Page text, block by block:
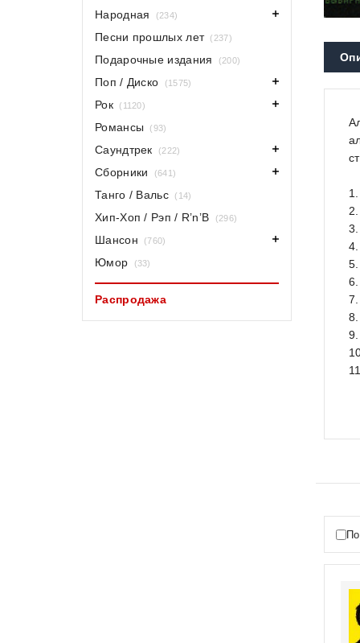
Народная (234)
Песни прошлых лет (237)
Подарочные издания (200)
Поп / Диско (1575)
Рок (1120)
Романсы (93)
Саундтрек (222)
Сборники (641)
Танго / Вальс (14)
Хип-Хоп / Рэп / R’n’B (296)
Шансон (760)
Юмор (33)
Распродажа